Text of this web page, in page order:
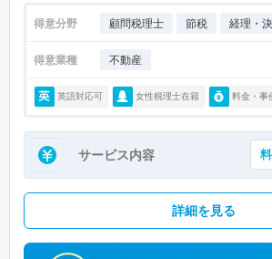
得意分野 顧問税理士 節税 経理・
得意業種 不動産
英語対応可 女性税理士在籍 料金・事
サービス内容
詳細を見る